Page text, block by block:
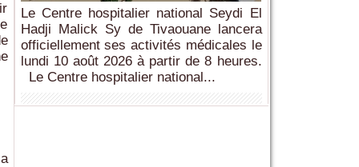
Le Centre hospitalier national Seydi El
Hadji Malick Sy de Tivaouane lancera
officiellement ses activités médicales le
lundi 10 août 2026 à partir de 8 heures.
Le Centre hospitalier national...